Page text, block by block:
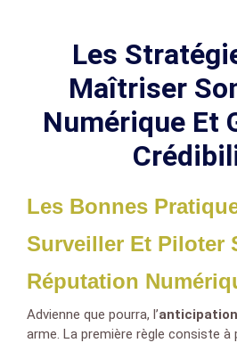
Les
Maîtriser
Numérique Et
Les Bonnes
Surveiller Et Piloter
Réputation
Advienne que pourra, l’anticipation
arme. La première règle consiste à